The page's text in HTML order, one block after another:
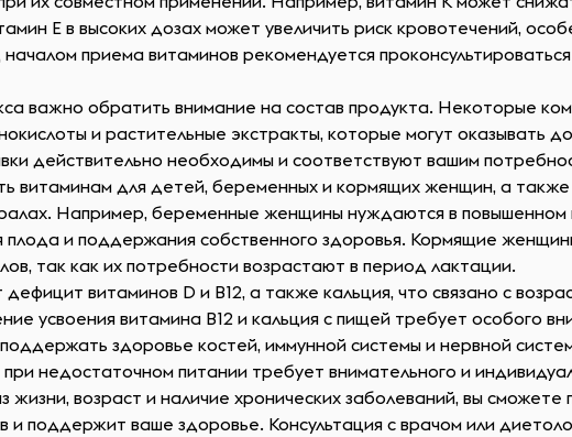
E в высоких дозах может увеличить риск кровотечений,
приема витаминов рекомендуется
важно обратить внимание на состав продукта. Некоторые
и растительные экстракты, которые могут оказывать
действительно необходимы и соответствуют вашим
витаминам для детей, беременных и кормящих женщин, а
Например, беременные женщины нуждаются в повышенном
плода и поддержания собственного здоровья. Кормящие
так как их потребности возрастают в период лактации.
витаминов D и B12, а также кальция, что связано с
усвоения витамина B12 и кальция с пищей требует особого
здоровье костей, иммунной системы и нервной
недостаточном питании требует внимательного и
возраст и наличие хронических заболеваний, вы
и поддержит ваше здоровье. Консультация с врачом или